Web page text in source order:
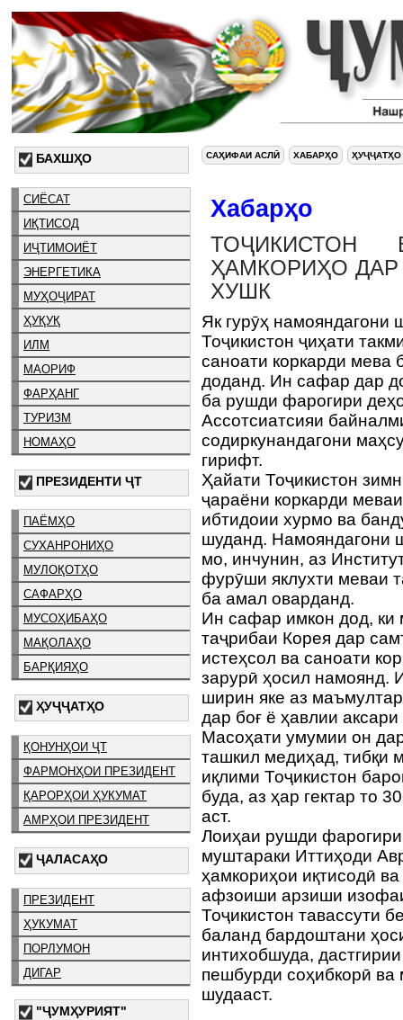
БАХШҲО
СИЁСАТ
ИҚТИСОД
ИҶТИМОИЁТ
ЭНЕРГЕТИКА
МУҲОҶИРАТ
ҲУҚУҚ
ИЛМ
МАОРИФ
ФАРҲАНГ
ТУРИЗМ
НОМАҲО
ПРЕЗИДЕНТИ ҶТ
ПАЁМҲО
СУХАНРОНИҲО
МУЛОҚОТҲО
САФАРҲО
МУСОҲИБАҲО
МАҚОЛАҲО
БАРҚИЯҲО
ҲУҶҶАТҲО
ҚОНУНҲОИ ҶТ
ФАРМОНҲОИ ПРЕЗИДЕНТ
ҚАРОРҲОИ ҲУКУМАТ
АМРҲОИ ПРЕЗИДЕНТ
ҶАЛАСАҲО
ПРЕЗИДЕНТ
ҲУКУМАТ
ПОРЛУМОН
ДИГАР
"ҶУМҲУРИЯТ"
САҲИФАИ АСЛӢ ХАБАРҲО ҲУҶҶАТҲО
Хабарҳо
ТОҶИКИСТОН
ҲАМКОРИҲО
ХУШК
Як гурӯҳ намояндагони
Тоҷикистон ҷиҳати
саноати коркарди
доданд. Ин сафар дар
ба рушди фарогири
Ассотсиатсияи
содиркунандагони
гирифт.
Ҳайати Тоҷикистон
ҷараёни коркарди
ибтидоии хурмо ва
шуданд. Намояндагони
мо, инчунин, аз
фурӯши яклухти меваи
ба амал оварданд.
Ин сафар имкон дод, ки
таҷрибаи Корея дар
истеҳсол ва саноати
зарурӣ ҳосил намоянд.
ширин яке аз
дар боғ ё ҳавлии
Масоҳати умумии он
ташкил медиҳад, тибқи
иқлими Тоҷикистон
буда, аз ҳар гектар то
аст.
Лоиҳаи рушди
муштараки Иттиҳоди
ҳамкориҳои иқтисодӣ
афзоиши арзиши
Тоҷикистон тавассути
баланд бардоштани
интихобшуда,
пешбурди соҳибкорӣ ва
шудааст.